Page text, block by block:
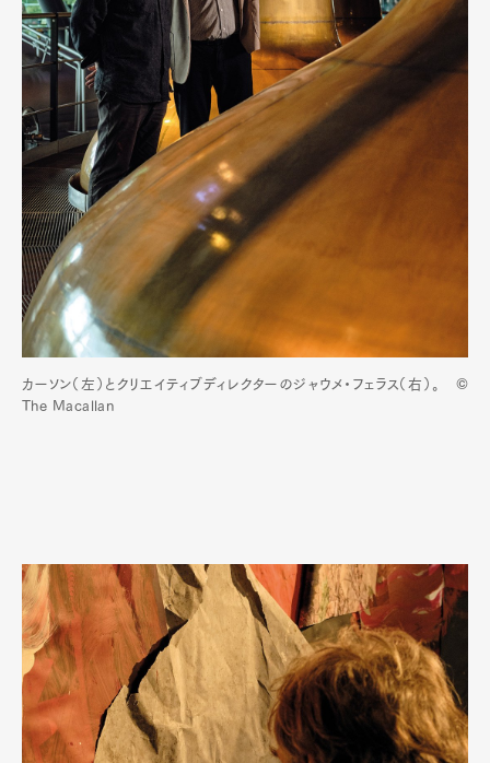
カーソン（左）とクリエイティブディレクターのジャウメ・フェラス（右）。 ©
The Macallan